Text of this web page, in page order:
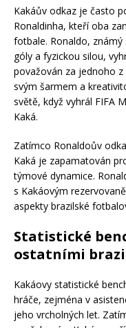
Kakáův odkaz je často
Ronaldinha, kteří oba
fotbale. Ronaldo,
góly a fyzickou silou,
považován za jednoho
svým šarmem a
světě, když vyhrál FIFA
Kaká.
Zatímco Ronaldoův
Kaká je zapamatován
týmové dynamice.
s Kakáovým
aspekty brazilské
Statistické
ostatními
Kakáovy statistické
hráče, zejména v
jeho vrcholných let.